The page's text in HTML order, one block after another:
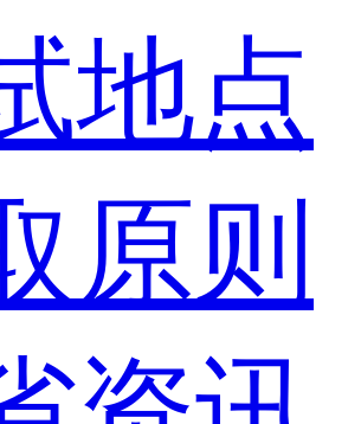
地点
原则